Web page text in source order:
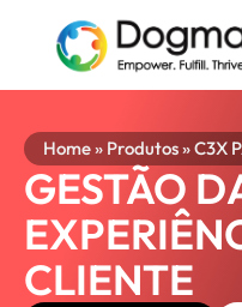
Home» Produtos»C3X
GESTÃO
CLIENTE